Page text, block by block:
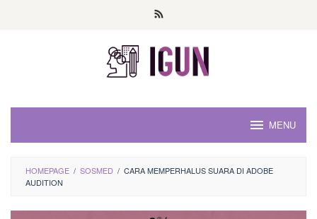
MENU
HOMEPAGE / SOSMED / CARA MEMPERHALUS SUARA DI ADOBE
AUDITION